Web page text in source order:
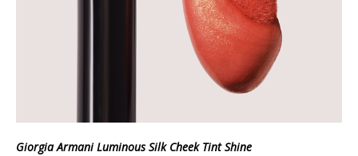
Giorgia Armani Luminous Silk Cheek Tint Shine